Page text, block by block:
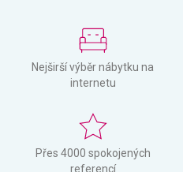
Nejširší výběr nábytku na
internetu
Přes 4000 spokojených
referencí